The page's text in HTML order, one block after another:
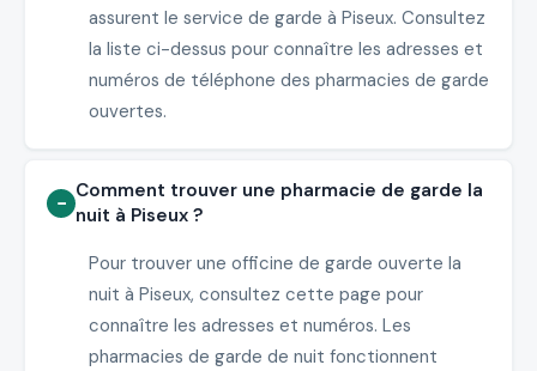
assurent le service de garde à Piseux. Consultez
la liste ci-dessus pour connaître les adresses et
numéros de téléphone des pharmacies de garde
ouvertes.
Comment trouver une pharmacie de garde la
nuit à Piseux ?
Pour trouver une officine de garde ouverte la
nuit à Piseux, consultez cette page pour
connaître les adresses et numéros. Les
pharmacies de garde de nuit fonctionnent